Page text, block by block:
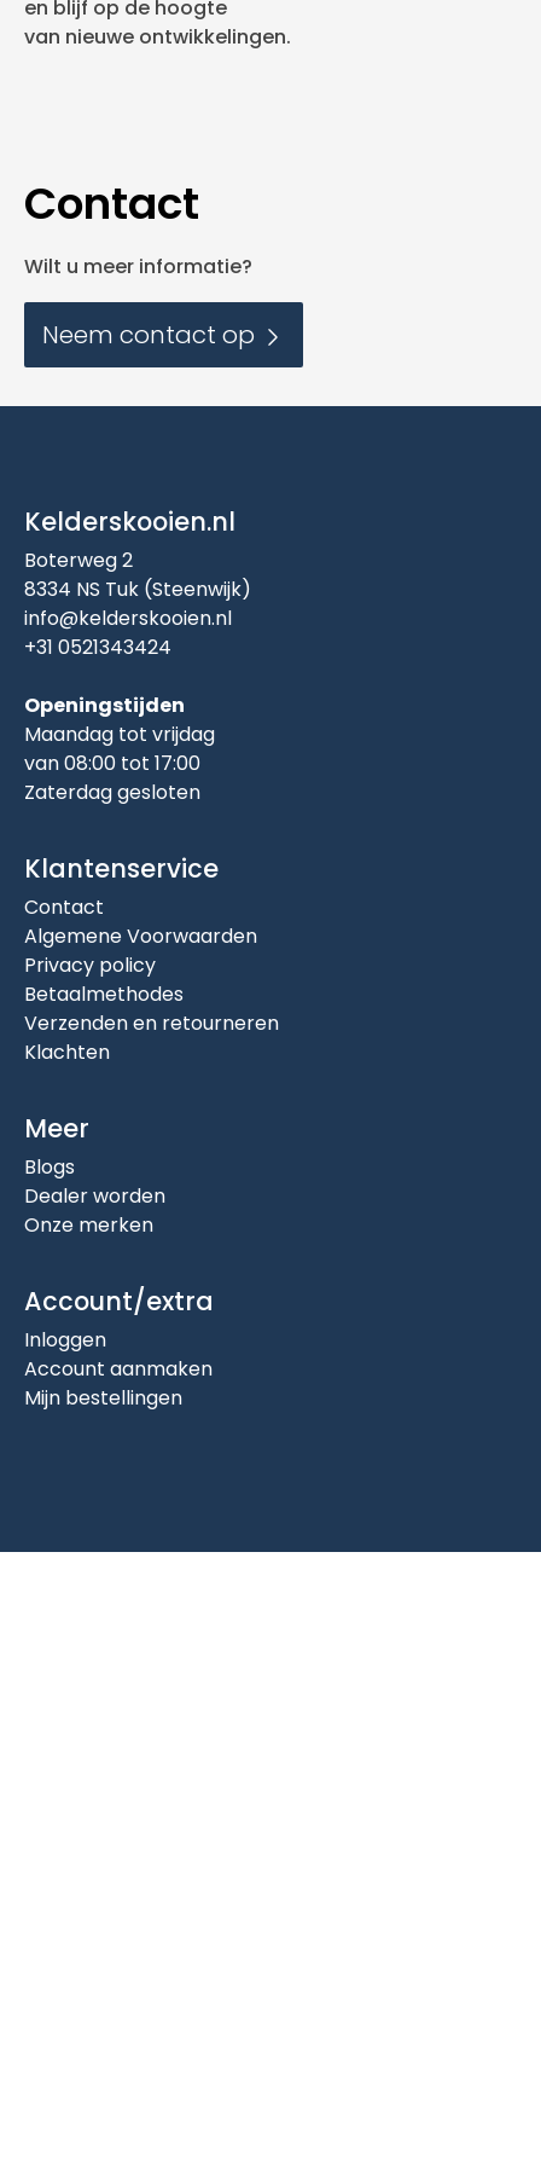
en blijf op de hoogte
van nieuwe ontwikkelingen.
Contact
Wilt u meer informatie?
Neem contact op
Kelderskooien.nl
Boterweg 2
8334 NS Tuk (Steenwijk)
info@kelderskooien.nl
+31 0521343424
Openingstijden
Maandag tot vrijdag
van 08:00 tot 17:00
Zaterdag gesloten
Klantenservice
Contact
Algemene Voorwaarden
Privacy policy
Betaalmethodes
Verzenden en retourneren
Klachten
Meer
Blogs
Dealer worden
Onze merken
Account/extra
Inloggen
Account aanmaken
Mijn bestellingen